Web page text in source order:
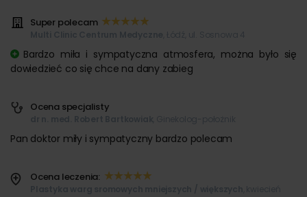
Super polecam
Bardzo miła i sympatyczna atmosfera, można było się
dowiedzieć co się chce na dany zabieg
Ocena specjalisty
Pan doktor miły i sympatyczny bardzo polecam
Ocena leczenia: